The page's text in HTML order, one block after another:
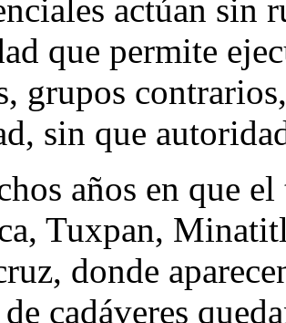
actúan sin
que permite
grupos
sin que
años en que
Tuxpan,
donde
de cadáveres